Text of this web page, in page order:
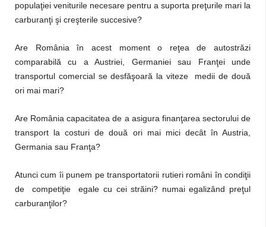
populaţiei veniturile necesare pentru a suporta preţurile mari la
carburanţi şi creşterile succesive?
Are România în acest moment o reţea de autostrăzi
comparabilă cu a Austriei, Germaniei sau Franţei unde
transportul comercial se desfăşoară la viteze medii de două
ori mai mari?
Are România capacitatea de a asigura finanţarea sectorului de
transport la costuri de două ori mai mici decât în Austria,
Germania sau Franţa?
Atunci cum îi punem pe transportatorii rutieri români în condiţii
de competiţie egale cu cei străini? numai egalizând preţul
carburanţilor?